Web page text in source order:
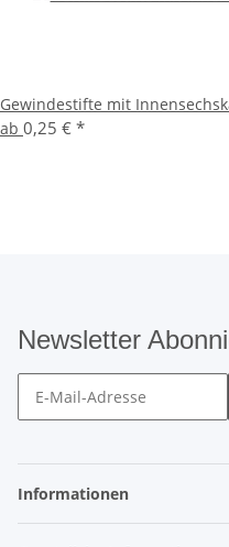
Gewindestifte mit
ab 0,25 € *
Newsletter
Informationen